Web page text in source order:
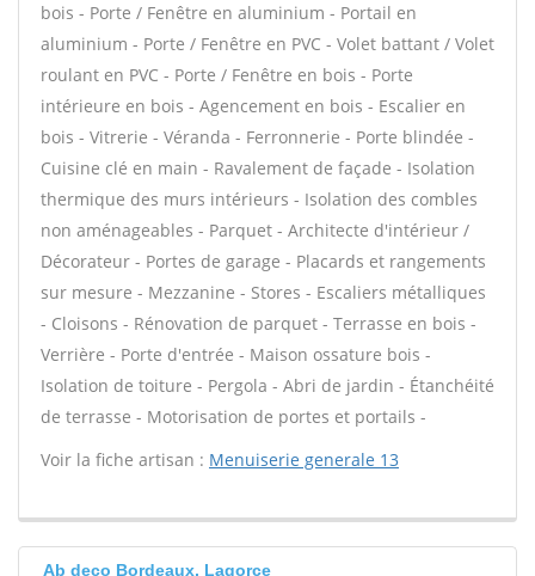
bois - Porte / Fenêtre en aluminium - Portail en
aluminium - Porte / Fenêtre en PVC - Volet battant / Volet
roulant en PVC - Porte / Fenêtre en bois - Porte
intérieure en bois - Agencement en bois - Escalier en
bois - Vitrerie - Véranda - Ferronnerie - Porte blindée -
Cuisine clé en main - Ravalement de façade - Isolation
thermique des murs intérieurs - Isolation des combles
non aménageables - Parquet - Architecte d'intérieur /
Décorateur - Portes de garage - Placards et rangements
sur mesure - Mezzanine - Stores - Escaliers métalliques
- Cloisons - Rénovation de parquet - Terrasse en bois -
Verrière - Porte d'entrée - Maison ossature bois -
Isolation de toiture - Pergola - Abri de jardin - Étanchéité
de terrasse - Motorisation de portes et portails -
Voir la fiche artisan : Menuiserie generale 13
Ab deco Bordeaux, Lagorce